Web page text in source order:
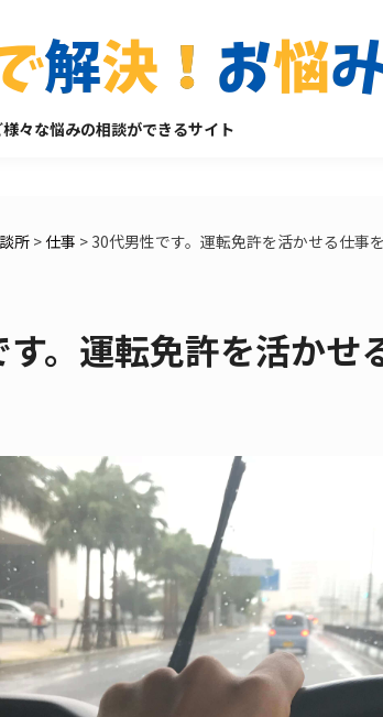
々な悩みの相談ができるサイト
所 >仕事 > 30代男性です。運転免許を活かせる仕事
。運転免許を活かせ